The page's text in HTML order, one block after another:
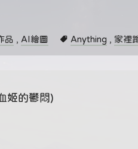
品 , AI繪圖 Anything , 家裡
姬的鬱悶)